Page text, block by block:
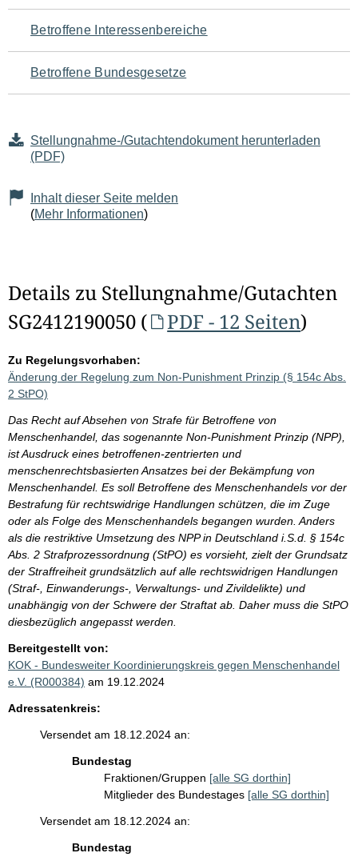
für
den
Seiteninhalt
Betroffene Interessenbereiche
Betroffene Bundesgesetze
Stellungnahme-/Gutachtendokument herunterladen
(PDF)
Inhalt dieser Seite melden
(Mehr Informationen)
Details zu Stellungnahme/Gutachten
SG2412190050 (
PDF - 12 Seiten)
Zu Regelungsvorhaben:
Änderung der Regelung zum Non-Punishment Prinzip (§ 154c Abs.
2 StPO)
Das Recht auf Absehen von Strafe für Betroffene von
Menschenhandel, das sogenannte Non-Punishment Prinzip (NPP),
ist Ausdruck eines betroffenen-zentrierten und
menschenrechtsbasierten Ansatzes bei der Bekämpfung von
Menschenhandel. Es soll Betroffene des Menschenhandels vor der
Bestrafung für rechtswidrige Handlungen schützen, die im Zuge
oder als Folge des Menschenhandels begangen wurden. Anders
als die restriktive Umsetzung des NPP in Deutschland i.S.d. § 154c
Abs. 2 Strafprozessordnung (StPO) es vorsieht, zielt der Grundsatz
der Straffreiheit grundsätzlich auf alle rechtswidrigen Handlungen
(Straf-, Einwanderungs-, Verwaltungs- und Zivildelikte) und
unabhängig von der Schwere der Straftat ab. Daher muss die StPO
diesbezüglich angepasst werden.
Bereitgestellt von:
KOK - Bundesweiter Koordinierungskreis gegen Menschenhandel
e.V. (R000384) am 19.12.2024
Adressatenkreis:
Versendet am 18.12.2024 an:
Bundestag
Fraktionen/Gruppen [alle SG dorthin]
Mitglieder des Bundestages [alle SG dorthin]
Versendet am 18.12.2024 an:
Bundestag